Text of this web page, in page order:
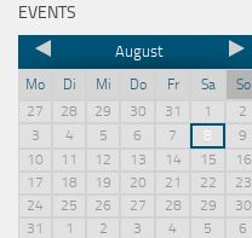
EVENTS
August
Mo Di Mi Do Fr Sa
So
27
28 29 30 31 1
2
3
4 5 6 7 8
9
10
11 12 13 14 15
16
17
18 19 20 21 22
23
24
25 26 27 28 29
30
31
1 2 3 4 5 6